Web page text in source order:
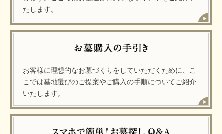
たします。
お客様に理想的なお墓づくりをしていただくために、こ
こでは墓地選びのご提案やご購入の手順についてご紹介
いたします。